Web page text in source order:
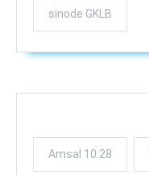
sinode GKLB
Amsal 10:28